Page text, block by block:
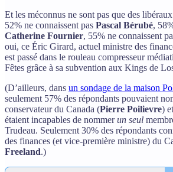
Et les méconnus ne sont pas que des
52% ne connaissent pas Pascal Bérubé,
Catherine Fournier, 55% ne connaissent
oui, ce Éric Girard, actuel ministre des
est passé dans le rouleau compresseur
Fêtes grâce à sa subvention aux Kings de
(D’ailleurs, dans un sondage de la maison
seulement 57% des répondants pouvaient
conservateur du Canada (Pierre Poilievre)
étaient incapables de nommerun seul
Trudeau. Seulement 30% des répondants
des finances (et vice-première ministre) du
Freeland.)